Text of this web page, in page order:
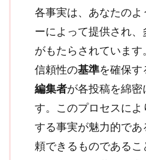
各事実は、あなたの
ーによって提供され
がもたらされています
信頼性の基準を確保
編集者が各投稿を綿密
す。このプロセスに
する事実が魅力的で
頼できるものであるこ